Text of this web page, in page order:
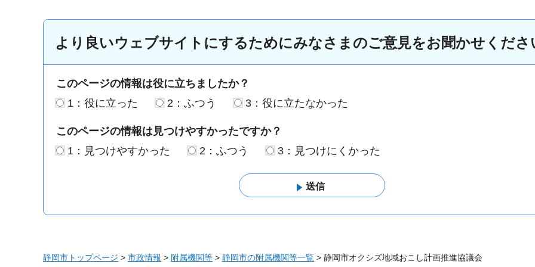
より良いウェブサイトにするためにみなさまのご意見をお聞かせくださ
このページの情報は役に立ちましたか？
1：役に立った
2：ふつう 3：役に立たなかった
このページの情報は見つけやすかったですか？
1：見つけやすかった
2：ふつう 3：見つけにくかった
静岡市トップページ > 市政情報 > 附属機関等 > 静岡市の附属機関等一覧 > 静岡市オクシズ地域おこし計画推進協議会